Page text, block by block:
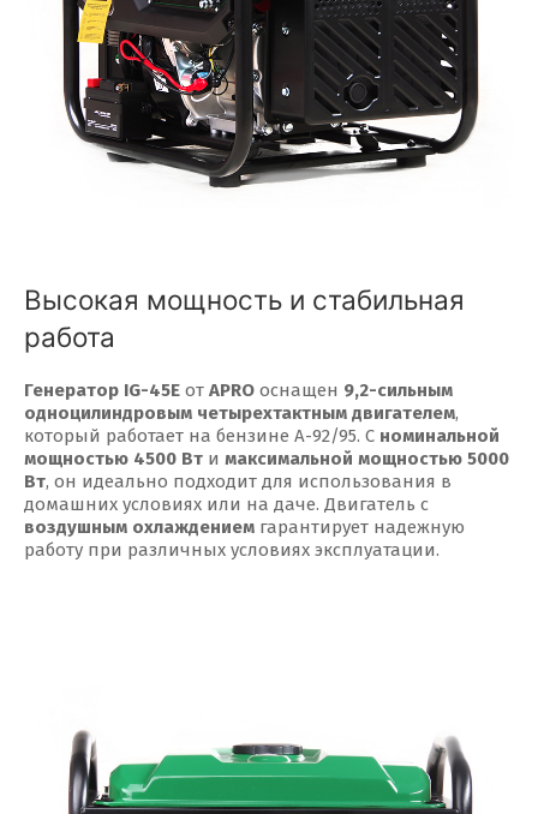
Высокая мощность и стабильная
работа
Генератор IG-45E от APRO оснащен 9,2-сильным
одноцилиндровым четырехтактным двигателем,
который работает на бензине А-92/95. С номинальной
мощностью 4500 Вт и максимальной мощностью 5000
Вт, он идеально подходит для использования в
домашних условиях или на даче. Двигатель с
воздушным охлаждением гарантирует надежную
работу при различных условиях эксплуатации.